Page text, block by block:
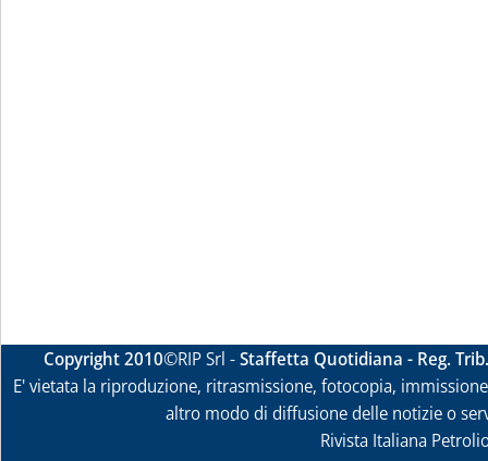
Copyright 2010©RIP Srl -Staffetta Quotidiana - Reg.
E' vietata la riproduzione, ritrasmissione, fotocopia,
altro modo di diffusione delle notizie o
Rivista Italiana